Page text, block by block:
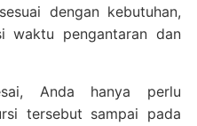
dengan kebutuhan,
waktu pengantaran dan
Anda hanya perlu
tersebut sampai pada